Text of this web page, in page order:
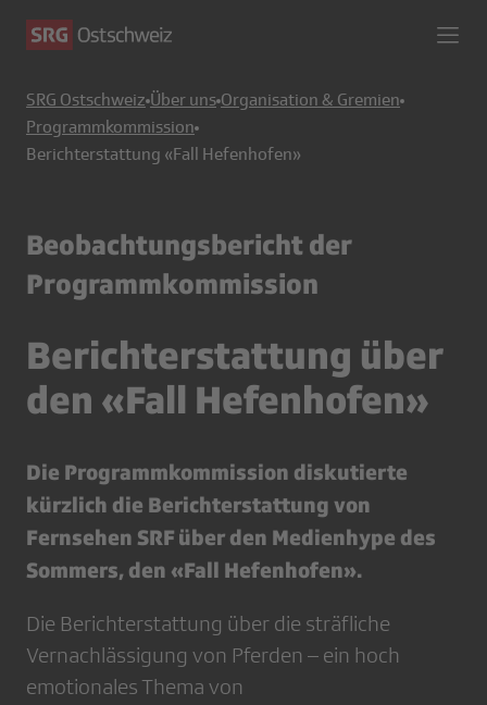
SRG Ostschweiz Über uns Organisation & Gremien
Programmkommission
Berichterstattung «Fall Hefenhofen»
Beobachtungsbericht der
Programmkommission
Berichterstattung über
den «Fall Hefenhofen»
Die Programmkommission diskutierte
kürzlich die Berichterstattung von
Fernsehen SRF über den Medienhype des
Sommers, den «Fall Hefenhofen».
Die Berichterstattung über die sträfliche
Vernachlässigung von Pferden – ein hoch
emotionales Thema von